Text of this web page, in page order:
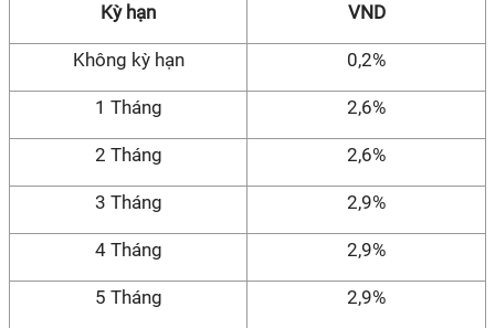
Kỳ hạn VND
Không kỳ hạn 0,2%
1 Tháng 2,6%
2 Tháng 2,6%
3 Tháng 2,9%
4 Tháng 2,9%
5 Tháng 2,9%